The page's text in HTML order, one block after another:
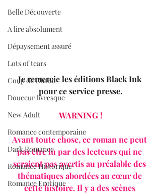
Belle Découverte
A lire absolument
Dépaysement assuré
Lots of tears
Coup de Chaud
Douceur livresque
New Adult
Romance contemporaine
Dark Romance
Romance Historique
Romance Erotique
Je remercie les éditions Black Ink
pour ce service presse.
WARNING !
Avant toute chose, ce roman ne peut
pas être lu par des lecteurs qui ne
seraient pas avertis au préalable des
thématiques abordées au cœur de
cette histoire. Il y a des scènes